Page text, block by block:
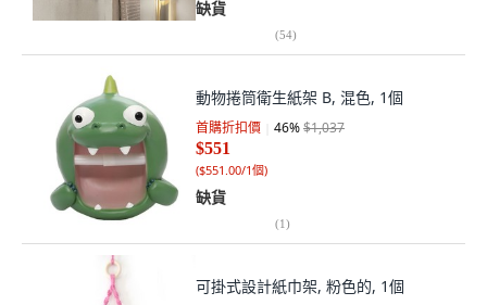
缺貨
(54)
動物捲筒衛生紙架 B, 混色, 1個
首購折扣價 46%$1,037
$551
($551.00/1個)
缺貨
(1)
可掛式設計紙巾架, 粉色的, 1個